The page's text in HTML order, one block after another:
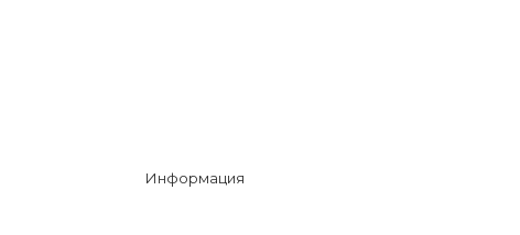
Информация